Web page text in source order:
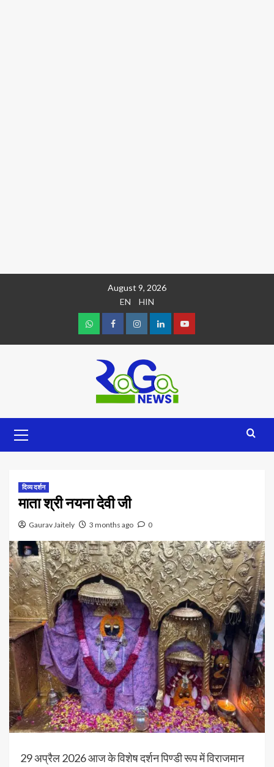
August 9, 2026
EN
HIN
दिव्य दर्शन
माता श्री नयना देवी जी
Gaurav Jaitely 3 months ago 0
29 अप्रैल 2026 आज के विशेष दर्शन पिण्डी रूप में विराजमान